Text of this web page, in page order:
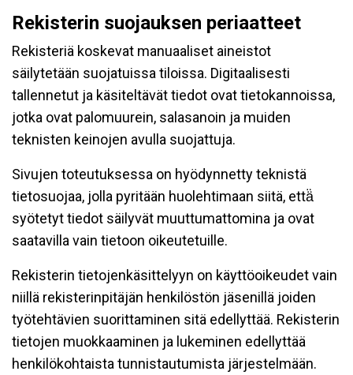
Rekisterin suojauksen periaatteet
Rekisteriä koskevat manuaaliset aineistot
säilytetään suojatuissa tiloissa. Digitaalisesti
tallennetut ja käsiteltävät tiedot ovat tietokannoissa,
jotka ovat palomuurein, salasanoin ja muiden
teknisten keinojen avulla suojattuja.
Sivujen toteutuksessa on hyödynnetty teknistä
tietosuojaa, jolla pyritään huolehtimaan siitä, että̈
syötetyt tiedot säilyvät muuttumattomina ja ovat
saatavilla vain tietoon oikeutetuille.
Rekisterin tietojenkäsittelyyn on käyttöoikeudet vain
niillä rekisterinpitäjän henkilöstön jäsenillä joiden
työtehtävien suorittaminen sitä edellyttää. Rekisterin
tietojen muokkaaminen ja lukeminen edellyttää
henkilökohtaista tunnistautumista järjestelmään.